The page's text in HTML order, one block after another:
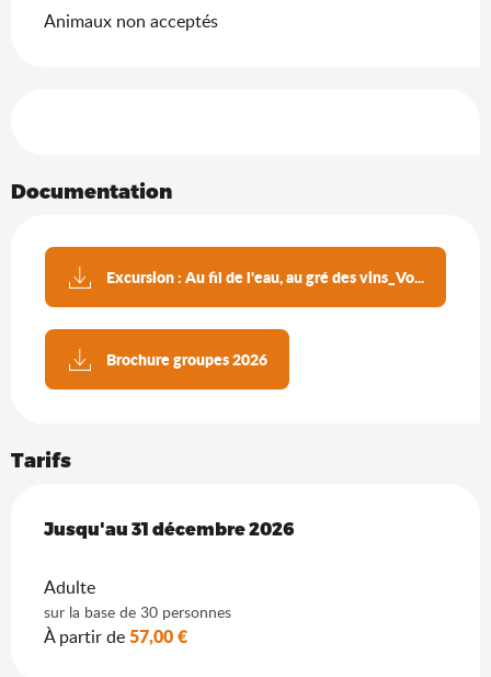
Animaux non acceptés
Documentation
Excursion : Au fil de l'eau, au gré des vins_Vo...
Brochure groupes 2026
Tarifs
Du2 janvier 2026au31 décembre 2026
Jusqu'au 31 décembre 2026
Adulte
sur la base de 30 personnes
À partir de57,00 €